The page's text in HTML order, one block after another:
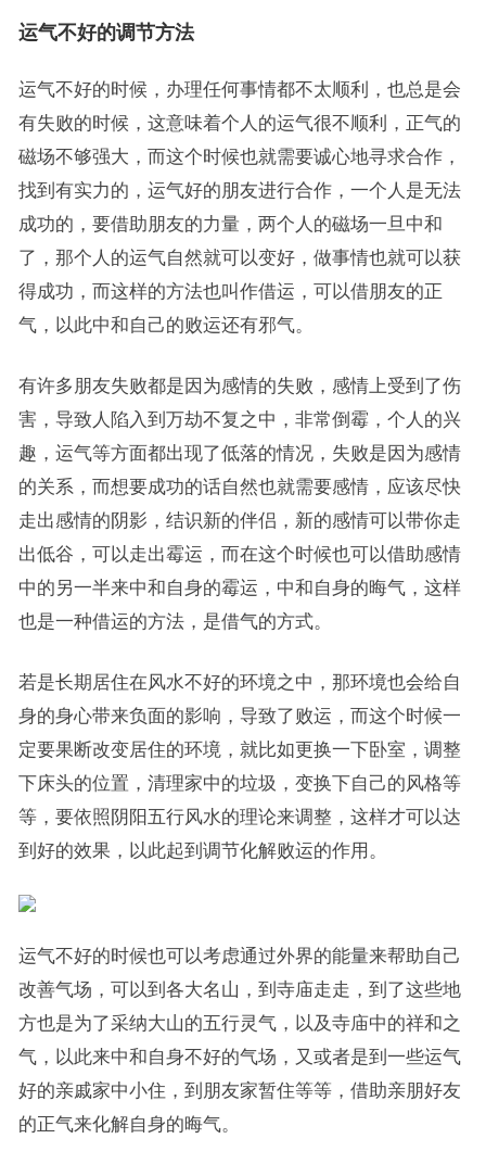
运气不好的调节方法
运气不好的时候，办理任何事情都不太顺利，也总是会
有失败的时候，这意味着个人的运气很不顺利，正气的
磁场不够强大，而这个时候也就需要诚心地寻求合作，
找到有实力的，运气好的朋友进行合作，一个人是无法
成功的，要借助朋友的力量，两个人的磁场一旦中和
了，那个人的运气自然就可以变好，做事情也就可以获
得成功，而这样的方法也叫作借运，可以借朋友的正
气，以此中和自己的败运还有邪气。
有许多朋友失败都是因为感情的失败，感情上受到了伤
害，导致人陷入到万劫不复之中，非常倒霉，个人的兴
趣，运气等方面都出现了低落的情况，失败是因为感情
的关系，而想要成功的话自然也就需要感情，应该尽快
走出感情的阴影，结识新的伴侣，新的感情可以带你走
出低谷，可以走出霉运，而在这个时候也可以借助感情
中的另一半来中和自身的霉运，中和自身的晦气，这样
也是一种借运的方法，是借气的方式。
若是长期居住在风水不好的环境之中，那环境也会给自
身的身心带来负面的影响，导致了败运，而这个时候一
定要果断改变居住的环境，就比如更换一下卧室，调整
下床头的位置，清理家中的垃圾，变换下自己的风格等
等，要依照阴阳五行风水的理论来调整，这样才可以达
到好的效果，以此起到调节化解败运的作用。
运气不好的时候也可以考虑通过外界的能量来帮助自己
改善气场，可以到各大名山，到寺庙走走，到了这些地
方也是为了采纳大山的五行灵气，以及寺庙中的祥和之
气，以此来中和自身不好的气场，又或者是到一些运气
好的亲戚家中小住，到朋友家暂住等等，借助亲朋好友
的正气来化解自身的晦气。